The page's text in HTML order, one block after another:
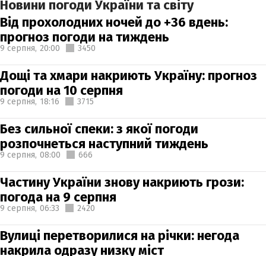
Новини погоди України та світу
Від прохолодних ночей до +36 вдень:
прогноз погоди на тиждень
9 серпня, 20:00 3450
Дощі та хмари накриють Україну: прогноз
погоди на 10 серпня
9 серпня, 18:16 3715
Без сильної спеки: з якої погоди
розпочнеться наступний тиждень
9 серпня, 08:00 666
Частину України знову накриють грози:
погода на 9 серпня
9 серпня, 06:33 2420
Вулиці перетворилися на річки: негода
накрила одразу низку міст